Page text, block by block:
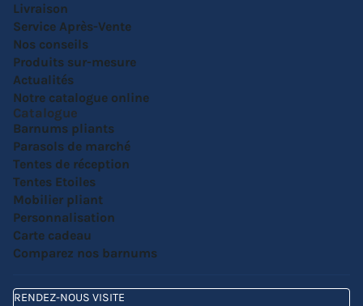
Livraison
Service Après-Vente
Nos conseils
Produits sur-mesure
Actualités
Notre catalogue online
Catalogue
Barnums pliants
Parasols de marché
Tentes de réception
Tentes Etoiles
Mobilier pliant
Personnalisation
Carte cadeau
Comparez nos barnums
RENDEZ-NOUS VISITE